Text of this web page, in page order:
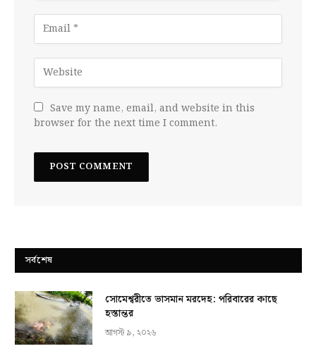
Save my name, email, and website in this
browser for the next time I comment.
সর্বশেষ
সোমেশ্বরীতে ভাসমান মরদেহ: পরিবারের কাছে
হস্তান্তর
আগস্ট ৯, ২০২৬